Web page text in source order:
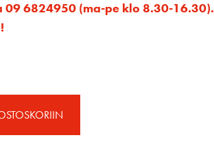
09 6824950 (ma-pe klo 8.30-16.30).